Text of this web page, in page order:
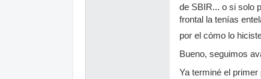
de SBIR... o si solo
frontal la tenías
por el cómo lo
Bueno, seguimos
Ya terminé el